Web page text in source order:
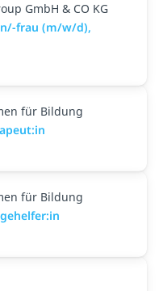
GmbH & CO KG
frau (m/w/d),
für Bildung
für Bildung